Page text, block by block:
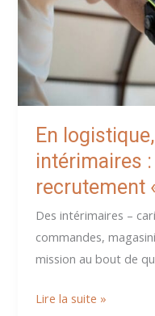
En
intérimaires
recrutement
Des intérimaires –
commandes,
mission au bout de
En
Lire la suite »